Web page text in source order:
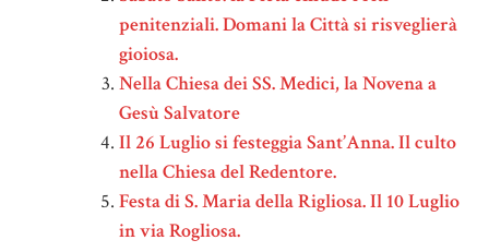
penitenziali. Domani la Città si risveglierà
gioiosa.
Nella Chiesa dei SS. Medici, la Novena a
Gesù Salvatore
Il 26 Luglio si festeggia Sant’Anna. Il culto
nella Chiesa del Redentore.
Festa di S. Maria della Rigliosa. Il 10 Luglio
in via Rogliosa.